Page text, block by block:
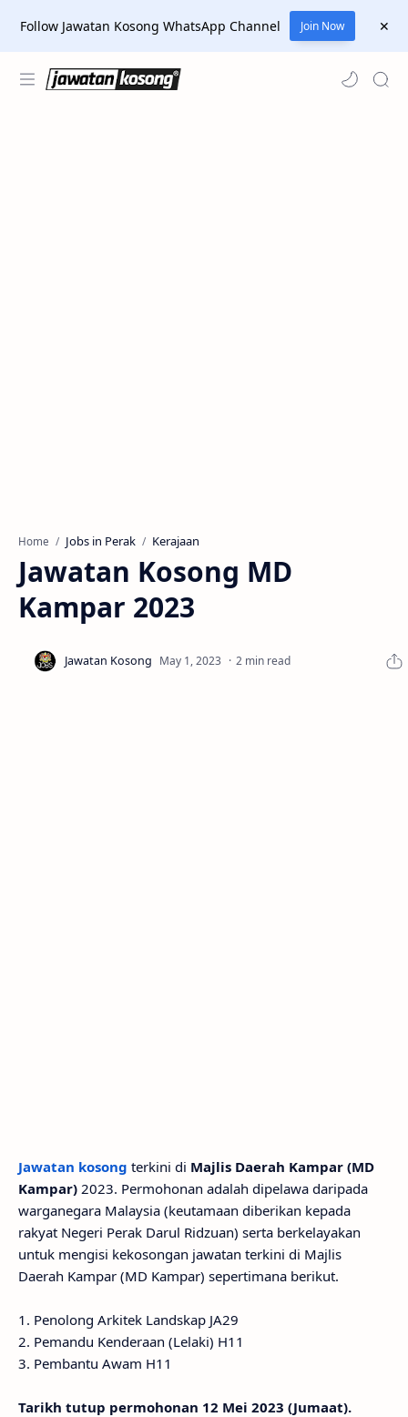
Follow Jawatan Kosong WhatsApp Channel Join Now
Home Jobs in Perak Kerajaan
Jawatan Kosong MD
Kampar 2023
2 min read
Jawatan kosong terkini di Majlis Daerah Kampar (MD
Kampar) 2023. Permohonan adalah dipelawa daripada
warganegara Malaysia (keutamaan diberikan kepada
rakyat Negeri Perak Darul Ridzuan) serta berkelayakan
untuk mengisi kekosongan jawatan terkini di Majlis
Daerah Kampar (MD Kampar) sepertimana berikut.
1. Penolong Arkitek Landskap JA29
2. Pemandu Kenderaan (Lelaki) H11
3. Pembantu Awam H11
Tarikh tutup permohonan 12 Mei 2023 (Jumaat).